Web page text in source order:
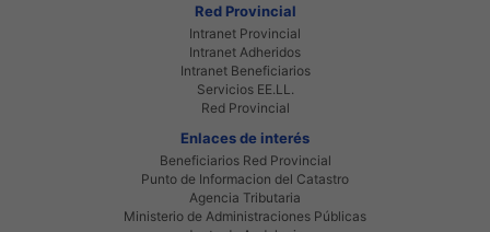
Red Provincial
Intranet Provincial
Intranet Adheridos
Intranet Beneficiarios
Servicios EE.LL.
Red Provincial
Enlaces de interés
Beneficiarios Red Provincial
Punto de Informacion del Catastro
Agencia Tributaria
Ministerio de Administraciones Públicas